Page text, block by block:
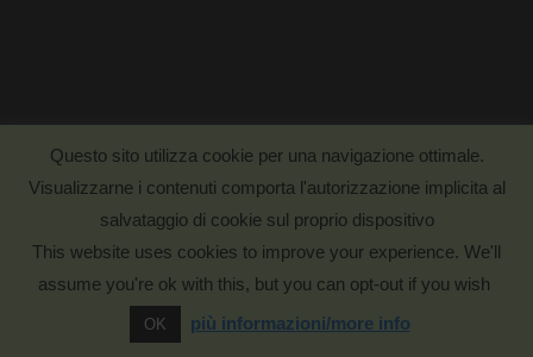
Questo sito utilizza cookie per una navigazione ottimale.
Visualizzarne i contenuti comporta l'autorizzazione implicita al
salvataggio di cookie sul proprio dispositivo
This website uses cookies to improve your experience. We'll
assume you're ok with this, but you can opt-out if you wish
OK più informazioni/more info